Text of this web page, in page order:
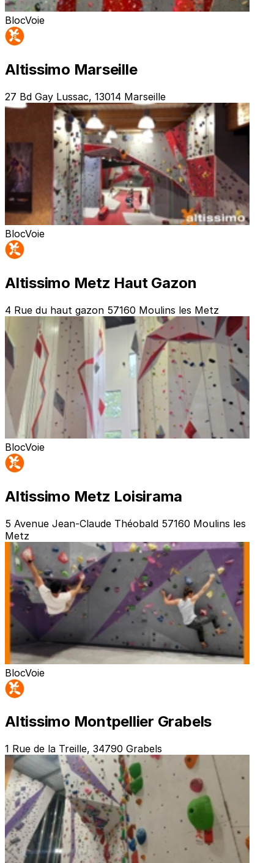
BlocVoie
Altissimo Marseille
27 Bd Gay Lussac, 13014 Marseille
BlocVoie
Altissimo Metz Haut Gazon
4 Rue du haut gazon 57160 Moulins les Metz
BlocVoie
Altissimo Metz Loisirama
5 Avenue Jean-Claude Théobald 57160 Moulins les
Metz
BlocVoie
Altissimo Montpellier Grabels
1 Rue de la Treille, 34790 Grabels